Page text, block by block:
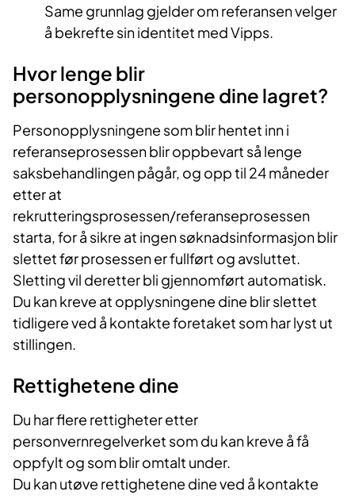
Same grunnlag gjelder om referansen velger
å bekrefte sin identitet med Vipps.
Hvor lenge blir
personopplysningene dine lagret?
Personopplysningene som blir hentet inn i
referanseprosessen blir oppbevart så lenge
saksbehandlingen pågår, og opp til 24 måneder
etter at
rekrutteringsprosessen/referanseprosessen
starta, for å sikre at ingen søknadsinformasjon blir
slettet før prosessen er fullført og avsluttet.
Sletting vil deretter bli gjennomført automatisk.
Du kan kreve at opplysningene dine blir slettet
tidligere ved å kontakte foretaket som har lyst ut
stillingen.
Rettighetene dine
Du har flere rettigheter etter
personvernregelverket som du kan kreve å få
oppfylt og som blir omtalt under.
Du kan utøve rettighetene dine ved å kontakte